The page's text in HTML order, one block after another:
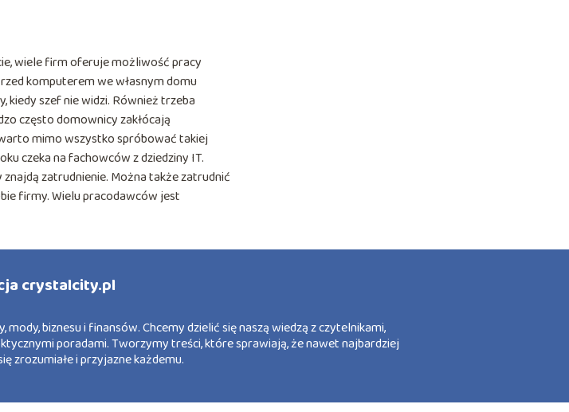
wiele firm oferuje możliwość pracy
komputerem we własnym domu
szef nie widzi. Również trzeba
często domownicy zakłócają
mimo wszystko spróbować takiej
czeka na fachowców z dziedziny IT.
zatrudnienie. Można także zatrudnić
firmy. Wielu pracodawców jest
crystalcity.pl
biznesu i finansów. Chcemy dzielić się naszą wiedzą z czytelnikami,
poradami. Tworzymy treści, które sprawiają, że nawet najbardziej
zrozumiałe i przyjazne każdemu.